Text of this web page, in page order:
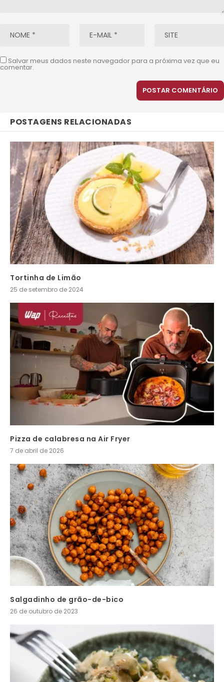
Salvar meus dados neste navegador para a próxima vez que eu
comentar.
POSTAGENS RELACIONADAS
Tortinha de Limão
25 de setembro de 2024
Pizza de calabresa na Air Fryer
7 de abril de 2026
Salgadinho de grão-de-bico
26 de outubro de 2023